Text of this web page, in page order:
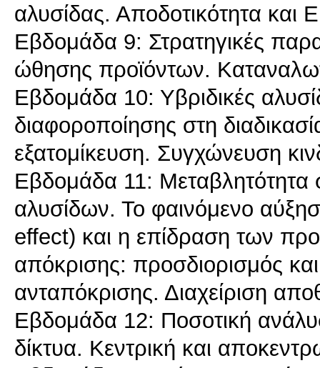
αλυσίδας. Αποδοτικότητα και
Εβδομάδα 9: Στρατηγικές
ώθησης προϊόντων.
Εβδομάδα 10: Υβριδικές
διαφοροποίησης στη
εξατομίκευση. Συγχώνευση
Εβδομάδα 11: Μεταβλητότητα
αλυσίδων. Το φαινόμενο
effect) και η επίδραση των
απόκρισης: προσδιορισμός
ανταπόκρισης. Διαχείριση
Εβδομάδα 12: Ποσοτική
δίκτυα. Κεντρική και